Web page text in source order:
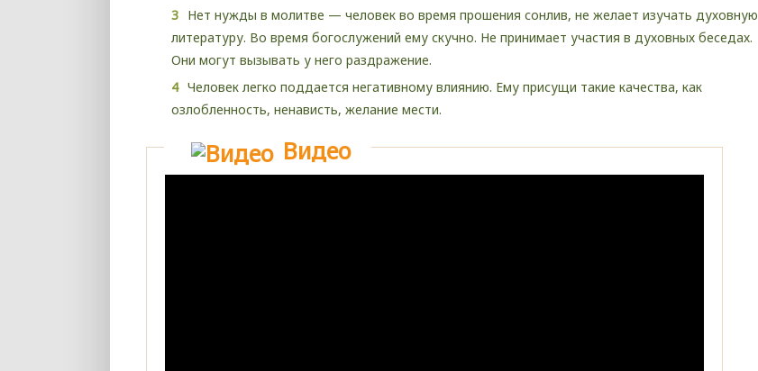
Нет нужды в молитве — человек во время прошения сонлив, не желает изучать духовную
литературу. Во время богослужений ему скучно. Не принимает участия в духовных беседах.
Они могут вызывать у него раздражение.
Человек легко поддается негативному влиянию. Ему присущи такие качества, как
озлобленность, ненависть, желание мести.
Видео